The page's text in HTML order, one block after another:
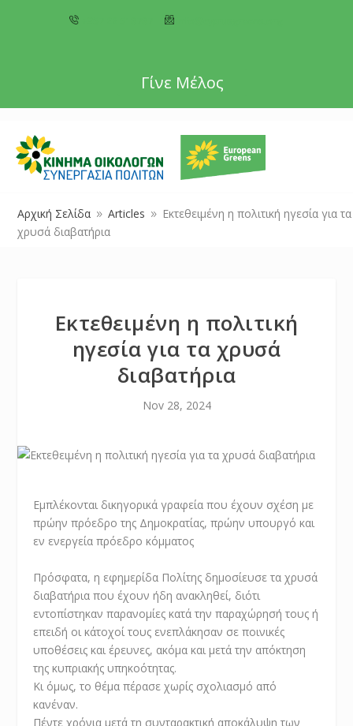
Γίνε Μέλος
Αρχική Σελίδα 9 Articles 9
Εκτεθειμένη η πολιτική ηγεσία για τα
χρυσά διαβατήρια
Εκτεθειμένη η πολιτική
ηγεσία για τα χρυσά
διαβατήρια
Nov 28, 2024
Εμπλέκονται δικηγορικά γραφεία που έχουν σχέση με
πρώην πρόεδρο της Δημοκρατίας, πρώην υπουργό και
εν ενεργεία πρόεδρο κόμματος
Πρόσφατα, η εφημερίδα Πολίτης δημοσίευσε τα χρυσά
διαβατήρια που έχουν ήδη ανακληθεί, διότι
εντοπίστηκαν παρανομίες κατά την παραχώρησή τους ή
επειδή οι κάτοχοί τους ενεπλάκησαν σε ποινικές
υποθέσεις και έρευνες, ακόμα και μετά την απόκτηση
της κυπριακής υπηκοότητας.
Κι όμως, το θέμα πέρασε χωρίς σχολιασμό από
κανέναν.
Πέντε χρόνια μετά τη συνταρακτική αποκάλυψη των